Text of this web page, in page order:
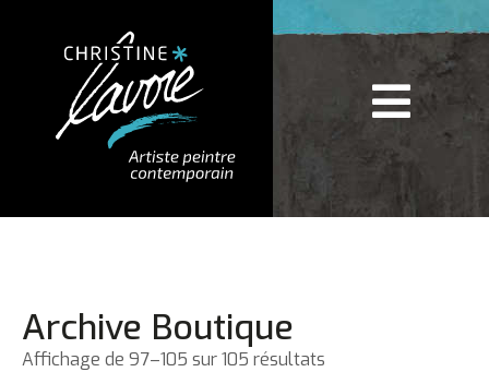
Archive Boutique
Affichage de 97–105 sur 105 résultats